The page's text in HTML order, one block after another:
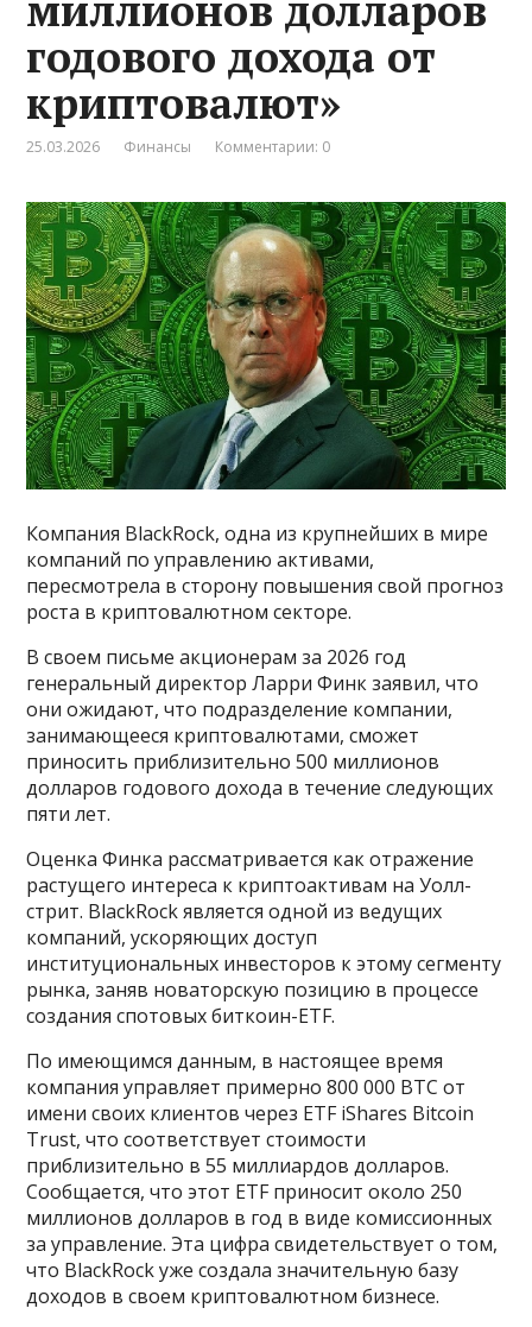
годового дохода от
криптовалют»
25.03.2026 Финансы Комментарии: 0
Компания BlackRock, одна из крупнейших в мире
компаний по управлению активами,
пересмотрела в сторону повышения свой прогноз
роста в криптовалютном секторе.
В своем письме акционерам за 2026 год
генеральный директор Ларри Финк заявил, что
они ожидают, что подразделение компании,
занимающееся криптовалютами, сможет
приносить приблизительно 500 миллионов
долларов годового дохода в течение следующих
пяти лет.
Оценка Финка рассматривается как отражение
растущего интереса к криптоактивам на Уолл-
стрит. BlackRock является одной из ведущих
компаний, ускоряющих доступ
институциональных инвесторов к этому сегменту
рынка, заняв новаторскую позицию в процессе
создания спотовых биткоин-ETF.
По имеющимся данным, в настоящее время
компания управляет примерно 800 000 BTC от
имени своих клиентов через ETF iShares Bitcoin
Trust, что соответствует стоимости
приблизительно в 55 миллиардов долларов.
Сообщается, что этот ETF приносит около 250
миллионов долларов в год в виде комиссионных
за управление. Эта цифра свидетельствует о том,
что BlackRock уже создала значительную базу
доходов в своем криптовалютном бизнесе.